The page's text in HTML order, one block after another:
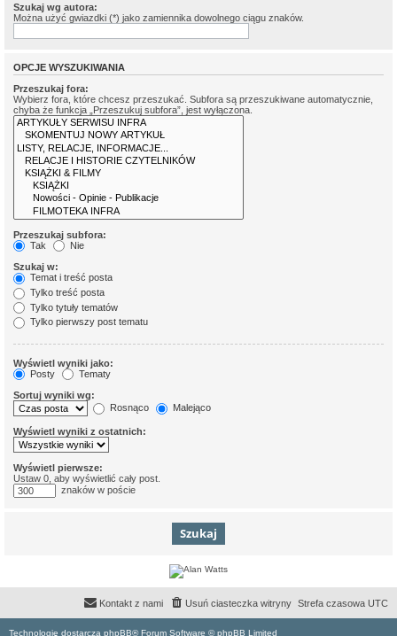
Szukaj wg autora:
Można użyć gwiazdki (*) jako zamiennika dowolnego ciągu znaków.
OPCJE WYSZUKIWANIA
Przeszukaj fora:
Wybierz fora, które chcesz przeszukać. Subfora są przeszukiwane automatycznie,
chyba że funkcja „Przeszukuj subfora”, jest wyłączona.
Przeszukaj subfora:
Tak
Nie
Szukaj w:
Temat i treść posta
Tylko treść posta
Tylko tytuły tematów
Tylko pierwszy post tematu
Wyświetl wyniki jako:
Posty
Tematy
Sortuj wyniki wg:
Rosnąco
Malejąco
Wyświetl wyniki z ostatnich:
Wyświetl pierwsze:
Ustaw 0, aby wyświetlić cały post.
znaków w poście
Strefa czasowa UTC
Usuń ciasteczka witryny
Kontakt z nami
Technologię dostarcza phpBB® Forum Software © phpBB Limited